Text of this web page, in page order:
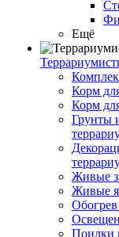
Ещё
Корм
Корм
Грунты
Живые
Живые
Обогрев
Поилки